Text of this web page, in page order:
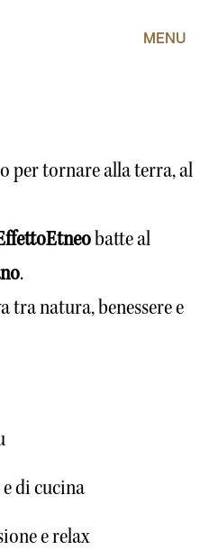
MENU
per tornare alla terra, al
.
tra natura, benessere e
di cucina
e relax